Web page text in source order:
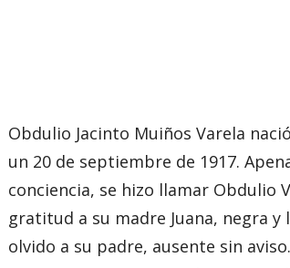
Obdulio Jacinto Muiños Varela
un 20 de septiembre de 1917.
conciencia, se hizo llamar Obdulio
gratitud a su madre Juana, negra y
olvido a su padre, ausente sin